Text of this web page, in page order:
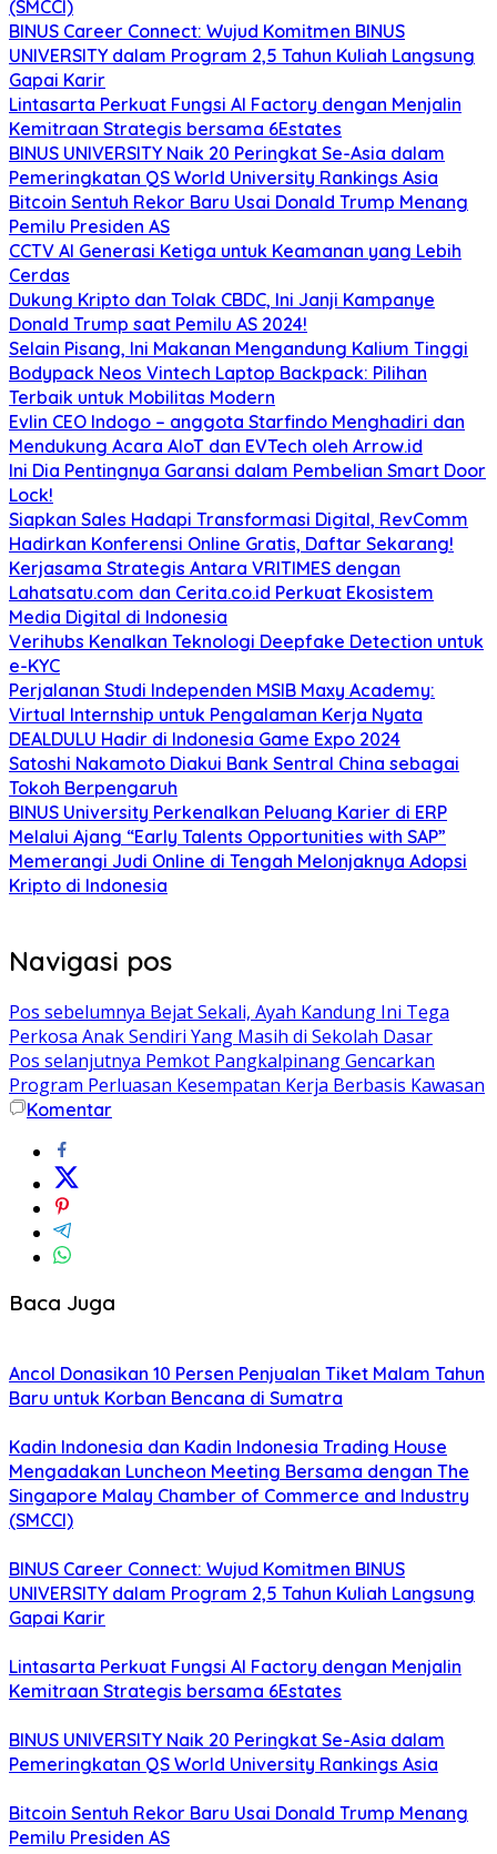
(SMCCI)
BINUS Career Connect: Wujud Komitmen BINUS
UNIVERSITY dalam Program 2,5 Tahun Kuliah Langsung
Gapai Karir
Lintasarta Perkuat Fungsi AI Factory dengan Menjalin
Kemitraan Strategis bersama 6Estates
BINUS UNIVERSITY Naik 20 Peringkat Se-Asia dalam
Pemeringkatan QS World University Rankings Asia
Bitcoin Sentuh Rekor Baru Usai Donald Trump Menang
Pemilu Presiden AS
CCTV AI Generasi Ketiga untuk Keamanan yang Lebih
Cerdas
Dukung Kripto dan Tolak CBDC, Ini Janji Kampanye
Donald Trump saat Pemilu AS 2024!
Selain Pisang, Ini Makanan Mengandung Kalium Tinggi
Bodypack Neos Vintech Laptop Backpack: Pilihan
Terbaik untuk Mobilitas Modern
Evlin CEO Indogo – anggota Starfindo Menghadiri dan
Mendukung Acara AIoT dan EVTech oleh Arrow.id
Ini Dia Pentingnya Garansi dalam Pembelian Smart Door
Lock!
Siapkan Sales Hadapi Transformasi Digital, RevComm
Hadirkan Konferensi Online Gratis, Daftar Sekarang!
Kerjasama Strategis Antara VRITIMES dengan
Lahatsatu.com dan Cerita.co.id Perkuat Ekosistem
Media Digital di Indonesia
Verihubs Kenalkan Teknologi Deepfake Detection untuk
e-KYC
Perjalanan Studi Independen MSIB Maxy Academy:
Virtual Internship untuk Pengalaman Kerja Nyata
DEALDULU Hadir di Indonesia Game Expo 2024
Satoshi Nakamoto Diakui Bank Sentral China sebagai
Tokoh Berpengaruh
BINUS University Perkenalkan Peluang Karier di ERP
Melalui Ajang “Early Talents Opportunities with SAP”
Memerangi Judi Online di Tengah Melonjaknya Adopsi
Kripto di Indonesia
Navigasi pos
Pos sebelumnya Bejat Sekali, Ayah Kandung Ini Tega
Perkosa Anak Sendiri Yang Masih di Sekolah Dasar
Pos selanjutnya Pemkot Pangkalpinang Gencarkan
Program Perluasan Kesempatan Kerja Berbasis Kawasan
Komentar
Baca Juga
Ancol Donasikan 10 Persen Penjualan Tiket Malam Tahun
Baru untuk Korban Bencana di Sumatra
Kadin Indonesia dan Kadin Indonesia Trading House
Mengadakan Luncheon Meeting Bersama dengan The
Singapore Malay Chamber of Commerce and Industry
(SMCCI)
BINUS Career Connect: Wujud Komitmen BINUS
UNIVERSITY dalam Program 2,5 Tahun Kuliah Langsung
Gapai Karir
Lintasarta Perkuat Fungsi AI Factory dengan Menjalin
Kemitraan Strategis bersama 6Estates
BINUS UNIVERSITY Naik 20 Peringkat Se-Asia dalam
Pemeringkatan QS World University Rankings Asia
Bitcoin Sentuh Rekor Baru Usai Donald Trump Menang
Pemilu Presiden AS